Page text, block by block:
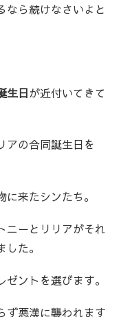
なら続けなさいよと
生日が近付いてきて
アの合同誕生日を
来たシンたち。
ニーとリリアがそれ
た。
ントを選びます。
ず悪漢に襲われます